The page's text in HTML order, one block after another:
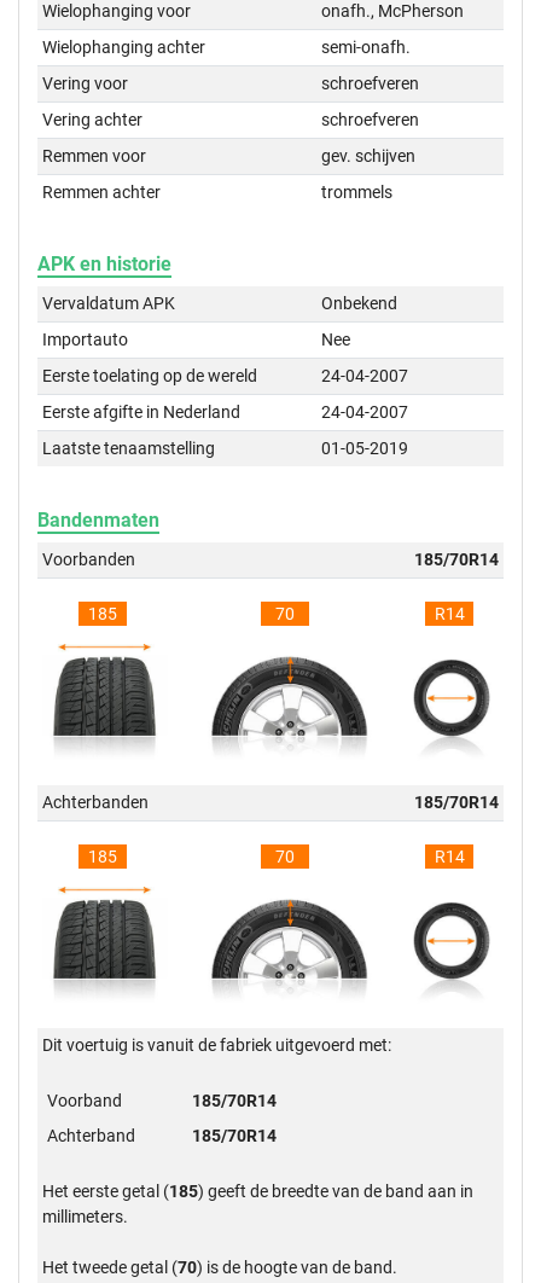
Wielophanging voor
onafh., McPherson
Wielophanging achter
semi-onafh.
Vering voor
schroefveren
Vering achter
schroefveren
Remmen voor
gev. schijven
Remmen achter
trommels
APK en historie
Vervaldatum APK
Onbekend
Importauto
Nee
Eerste toelating op de wereld
24-04-2007
Eerste afgifte in Nederland
24-04-2007
Laatste tenaamstelling
01-05-2019
Bandenmaten
Voorbanden 185/70R14
185 70 R14
Achterbanden 185/70R14
185 70 R14
Dit voertuig is vanuit de fabriek uitgevoerd met:
Voorband
185/70R14
Achterband
185/70R14
Het eerste getal (185) geeft de breedte van de band aan in
millimeters.
Het tweede getal (70) is de hoogte van de band.